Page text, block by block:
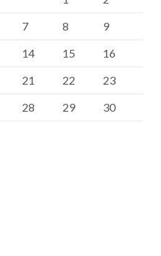
7 8
9
14 15
16
21 22
23
28 29
30